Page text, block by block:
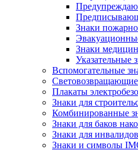
Знаки
Знаки
Указательные
Вспомогательные
Световозвращающие
Плакаты
Знаки для
Комбинированные
Знаки для баков
Знаки для инвалидов
Знаки и символы